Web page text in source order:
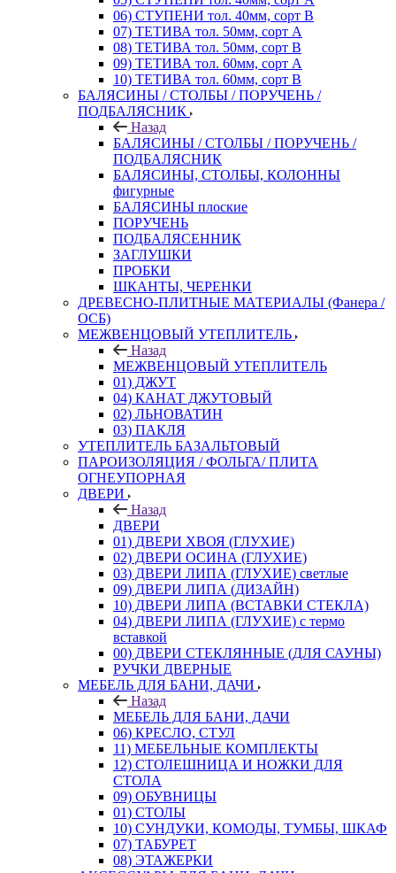
06) СТУПЕНИ тол. 40мм, сорт В
07) ТЕТИВА тол. 50мм, сорт А
08) ТЕТИВА тол. 50мм, сорт В
09) ТЕТИВА тол. 60мм, сорт А
10) ТЕТИВА тол. 60мм, сорт В
БАЛЯСИНЫ / СТОЛБЫ / ПОРУЧЕНЬ /
ПОДБАЛЯСНИК
Назад
БАЛЯСИНЫ / СТОЛБЫ / ПОРУЧЕНЬ /
ПОДБАЛЯСНИК
БАЛЯСИНЫ, СТОЛБЫ, КОЛОННЫ
фигурные
БАЛЯСИНЫ плоские
ПОРУЧЕНЬ
ПОДБАЛЯСЕННИК
ЗАГЛУШКИ
ПРОБКИ
ШКАНТЫ, ЧЕРЕНКИ
ДРЕВЕСНО-ПЛИТНЫЕ МАТЕРИАЛЫ (Фанера /
ОСБ)
МЕЖВЕНЦОВЫЙ УТЕПЛИТЕЛЬ
Назад
МЕЖВЕНЦОВЫЙ УТЕПЛИТЕЛЬ
01) ДЖУТ
04) КАНАТ ДЖУТОВЫЙ
02) ЛЬНОВАТИН
03) ПАКЛЯ
УТЕПЛИТЕЛЬ БАЗАЛЬТОВЫЙ
ПАРОИЗОЛЯЦИЯ / ФОЛЬГА/ ПЛИТА
ОГНЕУПОРНАЯ
ДВЕРИ
Назад
ДВЕРИ
01) ДВЕРИ ХВОЯ (ГЛУХИЕ)
02) ДВЕРИ ОСИНА (ГЛУХИЕ)
03) ДВЕРИ ЛИПА (ГЛУХИЕ) светлые
09) ДВЕРИ ЛИПА (ДИЗАЙН)
10) ДВЕРИ ЛИПА (ВСТАВКИ СТЕКЛА)
04) ДВЕРИ ЛИПА (ГЛУХИЕ) с термо
вставкой
00) ДВЕРИ СТЕКЛЯННЫЕ (ДЛЯ САУНЫ)
РУЧКИ ДВЕРНЫЕ
МЕБЕЛЬ ДЛЯ БАНИ, ДАЧИ
Назад
МЕБЕЛЬ ДЛЯ БАНИ, ДАЧИ
06) КРЕСЛО, СТУЛ
11) МЕБЕЛЬНЫЕ КОМПЛЕКТЫ
12) СТОЛЕШНИЦА И НОЖКИ ДЛЯ
СТОЛА
09) ОБУВНИЦЫ
01) СТОЛЫ
10) СУНДУКИ, КОМОДЫ, ТУМБЫ, ШКАФ
07) ТАБУРЕТ
08) ЭТАЖЕРКИ